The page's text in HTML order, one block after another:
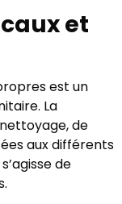
et
est un
La
de
aux différents
de